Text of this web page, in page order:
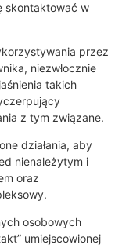
skontaktować w
przez
niezwłocznie
takich
z tym związane.
działania, aby
nienależytym i
oraz
osobowych
umiejscowionej